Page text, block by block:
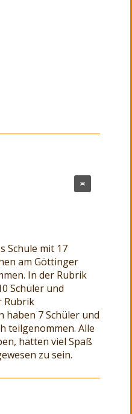
Schule mit 17
am Göttinger
In der Rubrik
Schüler und
Rubrik
haben 7 Schüler und
teilgenommen. Alle
hatten viel Spaß
zu sein.